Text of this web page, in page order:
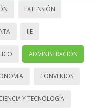
EXTENSIÓN
IIE
ADMINISTRACIÓN
CONVENIOS
CIENCIA Y TECNOLOGÍA